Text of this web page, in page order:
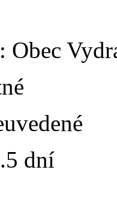
Obec
dní